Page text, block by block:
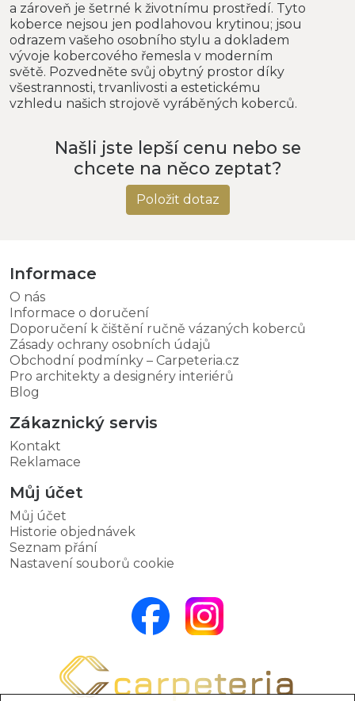
a zároveň je šetrné k životnímu prostředí. Tyto
koberce nejsou jen podlahovou krytinou; jsou
odrazem vašeho osobního stylu a dokladem
vývoje kobercového řemesla v moderním
světě. Pozvedněte svůj obytný prostor díky
všestrannosti, trvanlivosti a estetickému
vzhledu našich strojově vyráběných koberců.
Našli jste lepší cenu nebo se
chcete na něco zeptat?
Položit dotaz
Informace
O nás
Informace o doručení
Doporučení k čištění ručně vázaných koberců
Zásady ochrany osobních údajů
Obchodní podmínky – Carpeteria.cz
Pro architekty a designéry interiérů
Blog
Zákaznický servis
Kontakt
Reklamace
Můj účet
Můj účet
Historie objednávek
Seznam přání
Nastavení souborů cookie